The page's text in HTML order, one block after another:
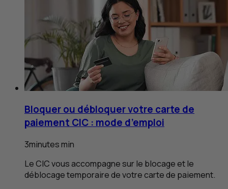
Bloquer ou débloquer votre carte de
paiement CIC : mode d’emploi
3minutesmin
LeCICvous accompagne sur le blocage et le
déblocage temporaire de votre carte de paiement.